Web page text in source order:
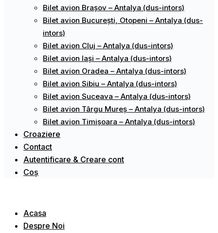
Bilet avion Brașov – Antalya (dus-intors)
Bilet avion București, Otopeni – Antalya (dus-
intors)
Bilet avion Cluj – Antalya (dus-intors)
Bilet avion Iași – Antalya (dus-intors)
Bilet avion Oradea – Antalya (dus-intors)
Bilet avion Sibiu – Antalya (dus-intors)
Bilet avion Suceava – Antalya (dus-intors)
Bilet avion Târgu Mureș – Antalya (dus-intors)
Bilet avion Timișoara – Antalya (dus-intors)
Croaziere
Contact
Autentificare & Creare cont
Coș
Acasa
Despre Noi